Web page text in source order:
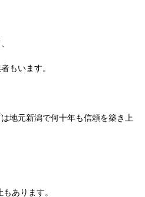
もいます。
地元新潟で何十年も信頼を築き上
あります。